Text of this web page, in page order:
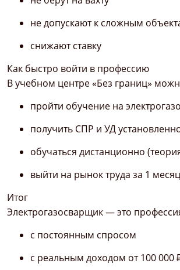
не допускают к сложным
снижают ставку
Как быстро войти в профессию
В учебном центре «Без границ»
пройти обучение на
получить СПР и УД
обучаться дистанционно
выйти на рынок труда за 1 месяц
Итог
Электрогазосварщик — это
с постоянным спросом
с реальным доходом от 100 000